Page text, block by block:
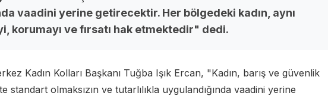
vaadini yerine getirecektir. Her bölgedeki kadın, aynı
korumayı ve fırsatı hak etmektedir" dedi.
Kadın Kolları Başkanı Tuğba Işık Ercan, "Kadın, barış ve güvenlik
standart olmaksızın ve tutarlılıkla uygulandığında vaadini yerine